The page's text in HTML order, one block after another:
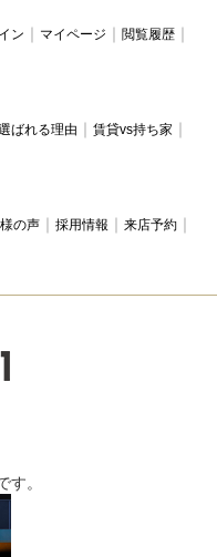
ン マイページ
閲覧履歴
ばれる理由
賃貸vs持ち家
の声 採用情報
来店予約
。